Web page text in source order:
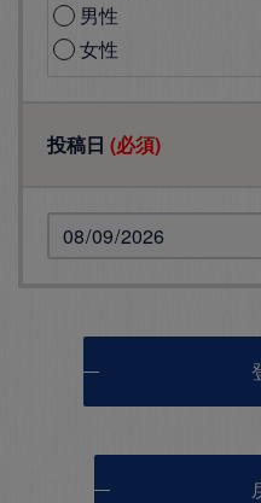
男性
女性
投稿日 (必須)